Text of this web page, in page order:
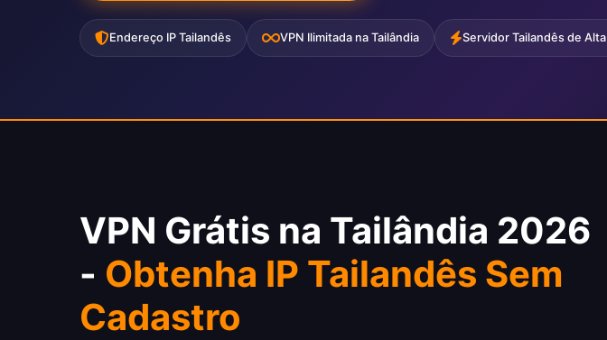
Endereço IP Tailandês VPN Ilimitada na Tailândia Servidor Tailandês de
VPN Grátis na Tailândia 2026
- Obtenha IP Tailandês Sem
Cadastro